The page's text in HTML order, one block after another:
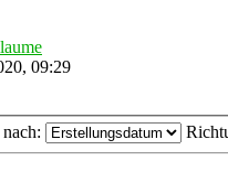
09:29